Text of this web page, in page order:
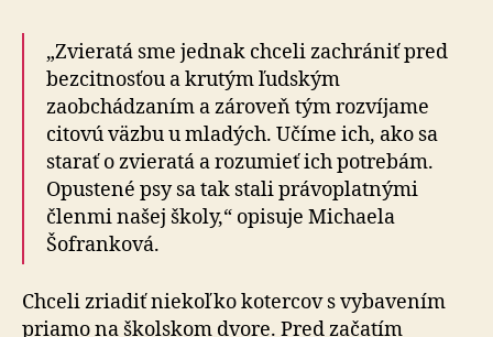
„Zvieratá sme jednak chceli zachrániť pred
bezcitnosťou a krutým ľudským
zaobchádzaním a zároveň tým rozvíjame
citovú väzbu u mladých. Učíme ich, ako sa
starať o zvieratá a rozumieť ich potrebám.
Opustené psy sa tak stali právoplatnými
členmi našej školy,“ opisuje Michaela
Šofranková.
Chceli zriadiť niekoľko kotercov s vybavením
priamo na školskom dvore. Pred začatím